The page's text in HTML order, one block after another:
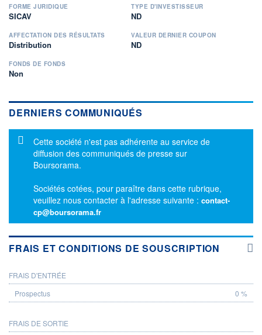
FORME JURIDIQUE
SICAV
TYPE D'INVESTISSEUR
ND
AFFECTATION DES RÉSULTATS
Distribution
VALEUR DERNIER COUPON
ND
FONDS DE FONDS
Non
DERNIERS COMMUNIQUÉS
Message d'information
Cette société n'est pas adhérente au service de
diffusion des communiqués de presse sur
Boursorama.
Sociétés cotées, pour paraître dans cette rubrique,
veuillez nous contacter à l'adresse suivante : contact-
cp@boursorama.fr
FRAIS ET CONDITIONS DE SOUSCRIPTION
PROSPECTUS
FRAIS D'ENTRÉE
0 %
FRAIS DE SORTIE